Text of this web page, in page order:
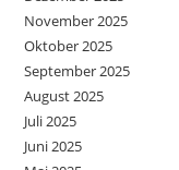
November 2025
Oktober 2025
September 2025
August 2025
Juli 2025
Juni 2025